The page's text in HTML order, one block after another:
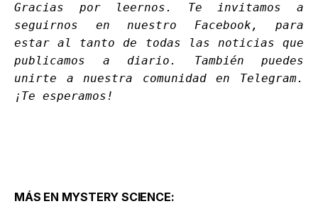
Gracias por leernos. Te invitamos a
seguirnos en nuestro Facebook , para
estar al tanto de todas las noticias que
publicamos a diario. También puedes
unirte a nuestra comunidad en Telegram.
¡Te esperamos!
MÁS EN MYSTERY SCIENCE: